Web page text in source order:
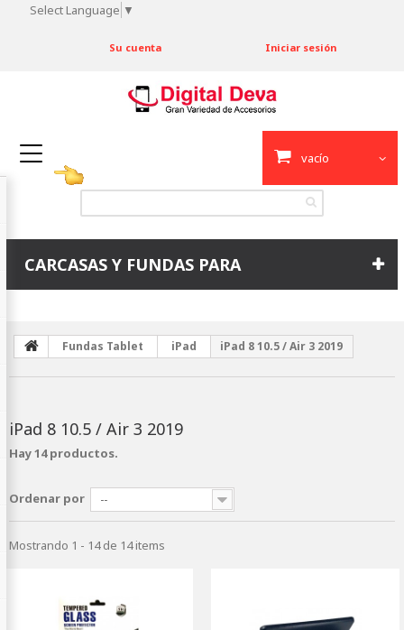
Select Language ▼
Iniciar sesión
Su cuenta
vacío
CARCASAS Y FUNDAS PARA
Fundas Tablet iPad iPad 8 10.5 / Air 3 2019
iPad 8 10.5 / Air 3 2019
Hay 14 productos.
Ordenar por --
Mostrando 1 - 14 de 14 items